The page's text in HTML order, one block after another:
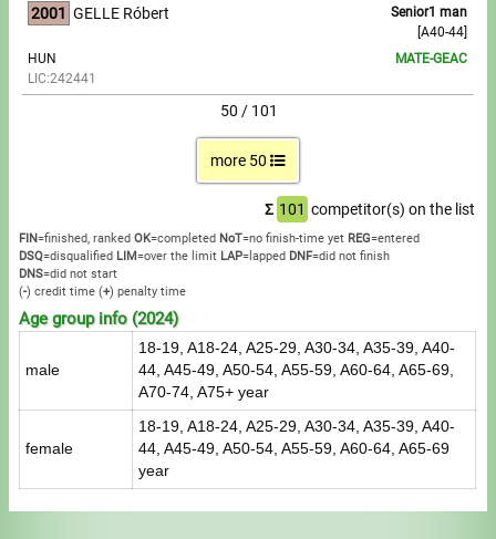
2001
Senior1 man
[A40-44]
GELLE Róbert
HUN
LIC:242441
MATE-GEAC
50 / 101
more 50
Σ 101 competitor(s) on the list
FIN=finished, ranked OK=completed NoT=no finish-time yet REG=entered
DSQ=disqualified LIM=over the limit LAP=lapped DNF=did not finish
DNS=did not start
(-) credit time (+) penalty time
Age group info (2024)
male
18-19, A18-24, A25-29, A30-34, A35-39, A40-
44, A45-49, A50-54, A55-59, A60-64, A65-69,
A70-74, A75+ year
female
18-19, A18-24, A25-29, A30-34, A35-39, A40-
44, A45-49, A50-54, A55-59, A60-64, A65-69
year